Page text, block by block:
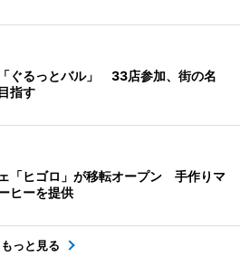
ぐるっとバル」 33店参加、街の名
指す
「ヒゴロ」が移転オープン 手作りマ
ヒーを提供
もっと見る